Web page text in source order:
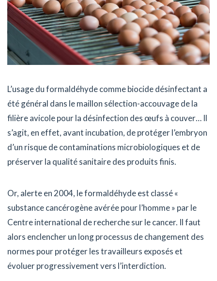
L’usage du formaldéhyde comme biocide désinfectant a
été général dans le maillon sélection-accouvage de la
filière avicole pour la désinfection des œufs à couver… Il
s’agit, en effet, avant incubation, de protéger l’embryon
d’un risque de contaminations microbiologiques et de
préserver la qualité sanitaire des produits finis.
Or, alerte en 2004, le formaldéhyde est classé «
substance cancérogène avérée pour l’homme » par le
Centre international de recherche sur le cancer. Il faut
alors enclencher un long processus de changement des
normes pour protéger les travailleurs exposés et
évoluer progressivement vers l’interdiction.